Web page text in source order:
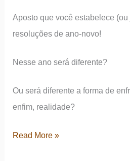
importante?
Aposto que você estabelece
resoluções de ano-novo!
Nesse ano será diferente?
Ou será diferente a forma de
enfim, realidade?
6
Read More »